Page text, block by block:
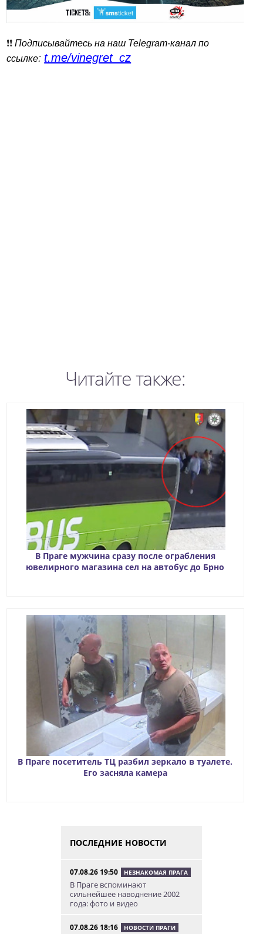
❗️❗️Подписывайтесь на наш Telegram-канал по
ссылке: t.me/vinegret_cz
Читайте также:
В Праге мужчина сразу после ограбления
ювелирного магазина сел на автобус до Брно
В Праге посетитель ТЦ разбил зеркало в туалете.
Его засняла камера
ПОСЛЕДНИЕ НОВОСТИ
07.08.26 19:50 НЕЗНАКОМАЯ ПРАГА
В Праге вспоминают
сильнейшее наводнение 2002
года: фото и видео
07.08.26 18:16 НОВОСТИ ПРАГИ